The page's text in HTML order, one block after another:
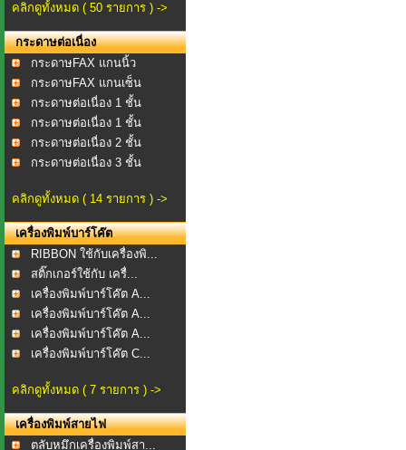
คลิกดูทั้งหมด ( 50 รายการ ) ->
กระดาษต่อเนื่อง
กระดาษFAX แกนนิ้ว
กระดาษFAX แกนเซ็น
กระดาษต่อเนื่อง 1 ชั้น
กระดาษต่อเนื่อง 1 ชั้น
กระดาษต่อเนื่อง 2 ชั้น
กระดาษต่อเนื่อง 3 ชั้น
คลิกดูทั้งหมด ( 14 รายการ ) ->
เครื่องพิมพ์บาร์โค๊ต
RIBBON ใช้กับเครื่องพิ...
สติ๊กเกอร์ใช้กับ เครื่...
เครื่องพิมพ์บาร์โค๊ต A...
เครื่องพิมพ์บาร์โค๊ต A...
เครื่องพิมพ์บาร์โค๊ต A...
เครื่องพิมพ์บาร์โค๊ต C...
คลิกดูทั้งหมด ( 7 รายการ ) ->
เครื่องพิมพ์สายไฟ
ตลับหมึกเครื่องพิมพ์สา...